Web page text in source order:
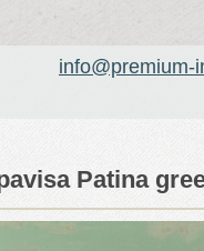
info@premium-
Patina